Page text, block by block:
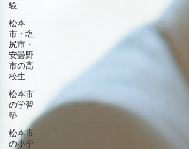
験
松本
市・塩
尻市・
安曇野
市の高
校生
松本市
の学習
塾
松本市
の小学